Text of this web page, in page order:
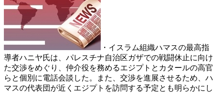
・イスラム組織ハマスの最高指
導者ハニヤ氏は、パレスチナ自治区ガザでの戦闘休止に向け
た交渉をめぐり、仲介役を務めるエジプトとカタールの高官
らと個別に電話会談した。また、交渉を進展させるため、ハ
マスの代表団が近くエジプトを訪問する予定とも明らかにし